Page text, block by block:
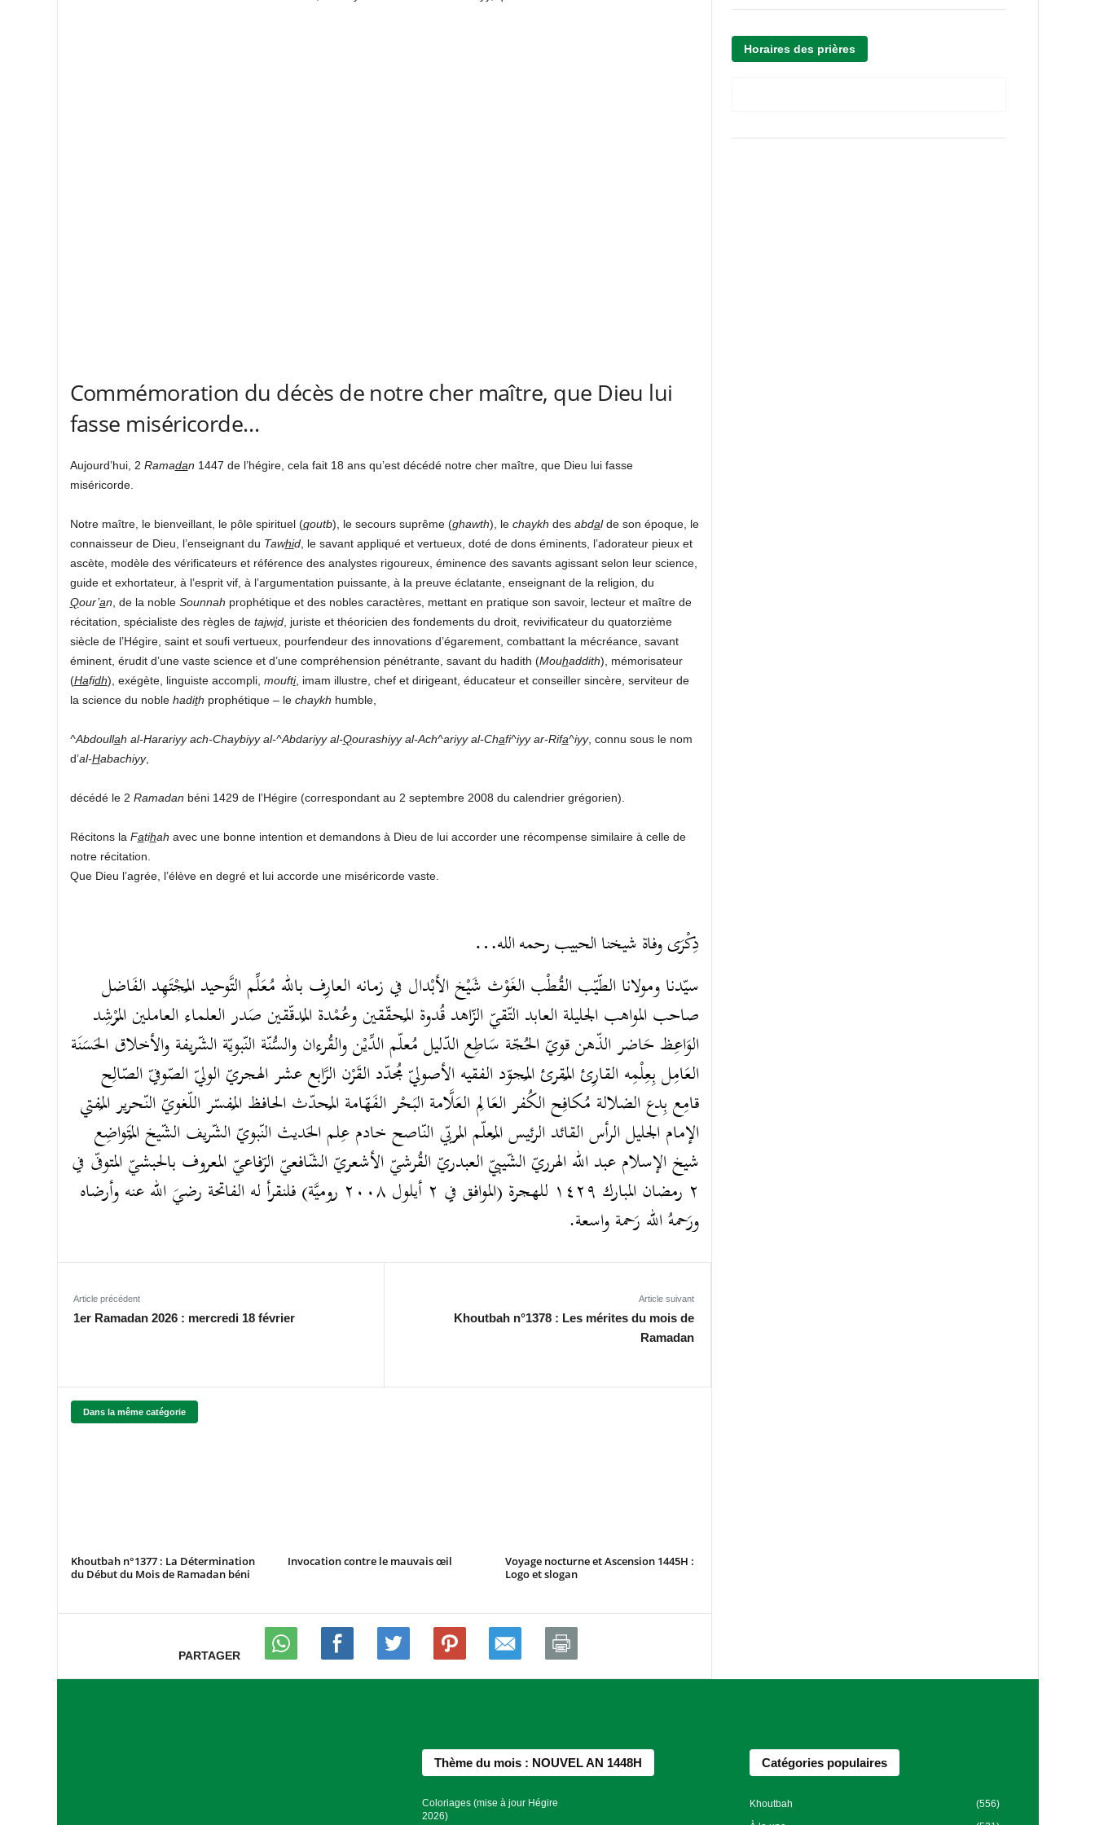
Commémoration du décès de notre cher maître, que Dieu lui
fasse miséricorde…
Aujourd’hui, 2 Ramadan 1447 de l’hégire, cela fait 18 ans qu’est décédé notre cher maître, que Dieu lui fasse
miséricorde.
Notre maître, le bienveillant, le pôle spirituel (qoutb), le secours suprême (ghawth), le chaykh des abdalde son époque, le
connaisseur de Dieu, l’enseignant du Tawhid, le savant appliqué et vertueux, doté de dons éminents, l’adorateur pieux et
ascète, modèle des vérificateurs et référence des analystes rigoureux, éminence des savants agissant selon leur science,
guide et exhortateur, à l’esprit vif, à l’argumentation puissante, à la preuve éclatante, enseignant de la religion, du
Qour’an , de la noble Sounnah prophétique et des nobles caractères, mettant en pratique son savoir, lecteur et maître de
récitation, spécialiste des règles de tajwid, juriste et théoricien des fondements du droit, revivificateur du quatorzième
siècle de l’Hégire, saint et soufi vertueux, pourfendeur des innovations d’égarement, combattant la mécréance, savant
éminent, érudit d’une vaste science et d’une compréhension pénétrante, savant du hadith (Mouhaddith), mémorisateur
(Hafidh), exégète, linguiste accompli, moufti, imam illustre, chef et dirigeant, éducateur et conseiller sincère, serviteur de
la science du noble hadith prophétique – le chaykh humble,
^Abdoullah al-Harariyy ach-Chaybiyy al-^Abdariyy al-Qourashiyy al-Ach^ariyy al-Chafi^iyy ar-Rifa^iyy, connu sous le nom
d’al-Habachiyy,
décédé le 2 Ramadan béni 1429 de l’Hégire (correspondant au 2 septembre 2008 du calendrier grégorien).
Récitons la Fatihah avec une bonne intention et demandons à Dieu de lui accorder une récompense similaire à celle de
notre récitation.
Que Dieu l’agrée, l’élève en degré et lui accorde une miséricorde vaste.
ذِكْرَى وفاة شيخنا الحبيب رحمه الله…
سيّدنا ومولانا الطّيّب القُطْب الغَوْث شَيْخ الأبْدال في زمانه العارِف بالله مُعَلِّم التَّوحيد المُجْتَهِد الفَاضل
صاحب المواهب الجليلة العابد التّقيّ الزّاهد قُدوة المُحقّقين وعُمْدة المُدقّقين صَدر العلماء العاملين المُرْشِد
الوَاعِظ حَاضر الذّهن قويّ الحُجّة سَاطِع الدّليل مُعلّم الدِّيْن والقُرءان والسُّنّة النّبويّة الشّريفة والأخلاق الحَسَنَة
العَامِل بِعِلْمِه القارِئ المُقرئ المُجوّد الفقيه الأصوليّ مُجدّد القَرْن الرَّابع عشر الهجريّ الوليّ الصّوفيّ الصّالِح
قامِع بِدع الضلالة مُكافِح الكُفر العَالِم العَلَّامة البَحْر الفَهّامة المُحدّث الحافظ المُفسّر اللّغويّ النّحرير المُفتي
الإمام الجليل الرأس القائد الرئيس المُعلّم المُربّي النّاصح خادم عِلم الحَديث النّبويّ الشّريف الشّيخ المُتَواضِع
شيخ الإسلام عبد الله الهرريّ الشّيبيّ العبدريّ القُرشيّ الأشعريّ الشّافعيّ الرّفاعيّ المعروف بالحبشيّ المتوفّى في
٢ رمضان المبارك ١٤٢٩ للهجرة (الموافق في ٢ أيلول ٢٠٠٨ روميَّة) فلنقرأ له الفاتحة رضيَ الله عنه وأرضاه
ورَحمهُ الله رَحمة واسعة.
Article précédent
1er Ramadan 2026 : mercredi 18 février
Article suivant
Khoutbah n°1378 : Les mérites du mois de
Ramadan
Dans la même catégorie
Khoutbah n°1377 : La Détermination
du Début du Mois de Ramadan béni
Invocation contre le mauvais œil
Voyage nocturne et Ascension 1445H :
Logo et slogan
PARTAGER
Horaires des prières
Thème du mois : NOUVEL AN 1448H
Coloriages (mise à jour Hégire
2026)
Catégories populaires
Khoutbah
(556)